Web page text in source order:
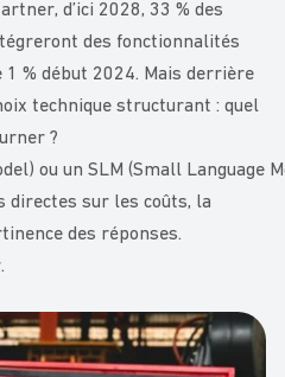
d’ici 2028, 33 % des
des fonctionnalités
% début 2024. Mais derrière
technique structurant : quel
?
ou un SLM (Small Language
directes sur les coûts, la
des réponses.